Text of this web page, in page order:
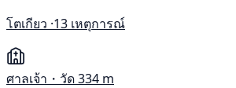
โตเกียว ·13 เหตุการณ์
ศาลเจ้า・วัด334 m